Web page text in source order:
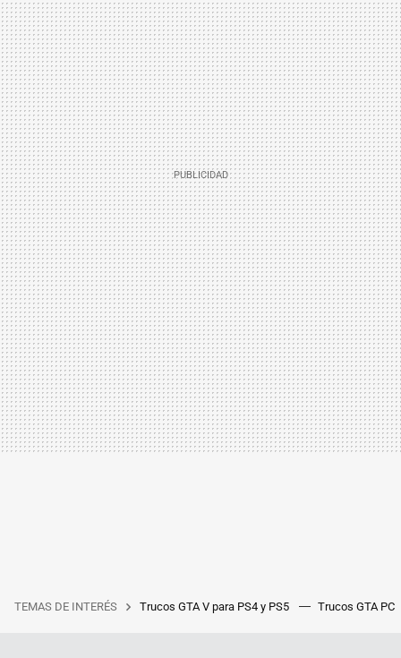
TEMAS DE INTERÉS Trucos GTA V para PS4 y PS5 Trucos GTA PC